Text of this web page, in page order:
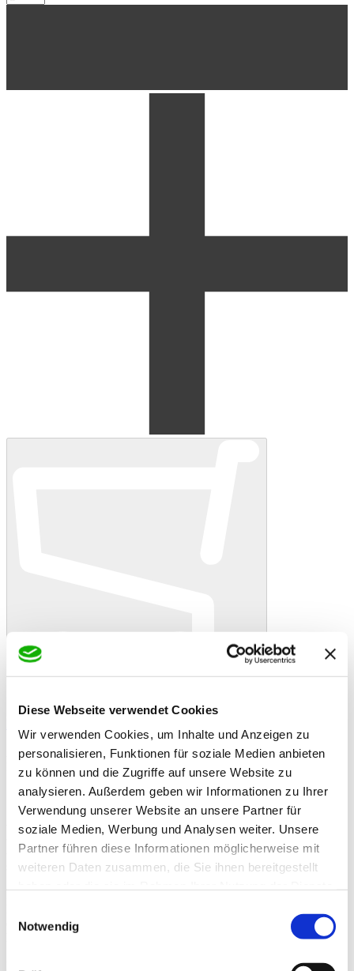
Diese Webseite verwendet Cookies
Wir verwenden Cookies, um Inhalte und Anzeigen zu
personalisieren, Funktionen für soziale Medien anbieten
zu können und die Zugriffe auf unsere Website zu
analysieren. Außerdem geben wir Informationen zu Ihrer
Verwendung unserer Website an unsere Partner für
soziale Medien, Werbung und Analysen weiter. Unsere
Partner führen diese Informationen möglicherweise mit
weiteren Daten zusammen, die Sie ihnen bereitgestellt
Notwendig
In den Warenkorb Danke! Etwas ist schiefgelaufen
St. Hippolyt Biotin Hoof Mixture 1 kg
Artikelbeschreibung
Das pelletierte St. Hippolyt Biotin Hoof Mixture sorgt mit dem
Schlüsselvitamin Biotin für ein gesundes Hufwachstum.
St. Hippolyt Biotin Hoof Mixture
- Zur Förderung des Hufwachstums
- Mit Bausteinen für eine verbesserte körpereigene Biotinsynthese
- Reich an organisch gebundenem Zink, Bierhefe und
schwefelhaltigen
Rissige, brüchige oder auch zu weicher Hufe sowie mangelndes
einem wasserlöslichen Vitamin aus der Gruppe der B -Vitamine,
Ergänzungsfuttermittel für Pferde. Nährstoffe zur Verbesserung der